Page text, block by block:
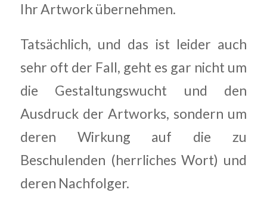
Ihr Artwork übernehmen.
Tatsächlich, und das ist leider auch
sehr oft der Fall, geht es gar nicht um
die Gestaltungswucht und den
Ausdruck der Artworks, sondern um
deren Wirkung auf die zu
Beschulenden (herrliches Wort) und
deren Nachfolger.